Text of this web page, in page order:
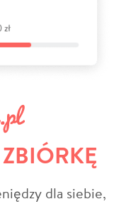
dla siebie,